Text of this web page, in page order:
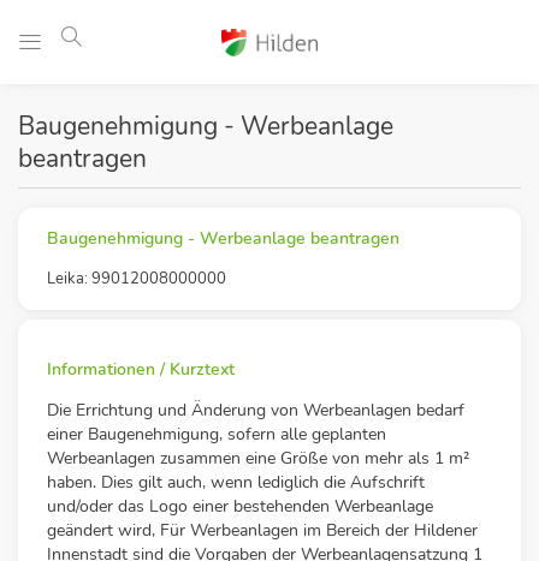
Baugenehmigung - Werbeanlage
beantragen
Baugenehmigung - Werbeanlage beantragen
Leika: 99012008000000
Informationen / Kurztext
Die Errichtung und Änderung von Werbeanlagen bedarf
einer Baugenehmigung, sofern alle geplanten
Werbeanlagen zusammen eine Größe von mehr als 1 m²
haben. Dies gilt auch, wenn lediglich die Aufschrift
und/oder das Logo einer bestehenden Werbeanlage
geändert wird, Für Werbeanlagen im Bereich der Hildener
Innenstadt sind die Vorgaben der Werbeanlagensatzung 1